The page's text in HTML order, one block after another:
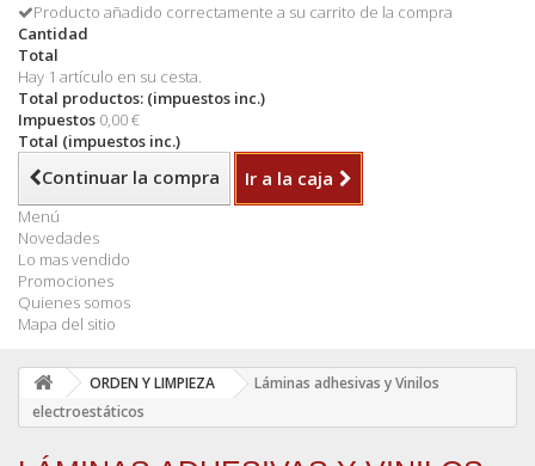
Producto añadido correctamente a su carrito de la compra
Cantidad
Total
Hay 1 artículo en su cesta.
Total productos: (impuestos inc.)
Impuestos 0,00 €
Total (impuestos inc.)
Continuar la compra Ir a la caja
Menú
Novedades
Lo mas vendido
Promociones
Quienes somos
Mapa del sitio
ORDEN Y LIMPIEZA
Láminas adhesivas y Vinilos
electroestáticos